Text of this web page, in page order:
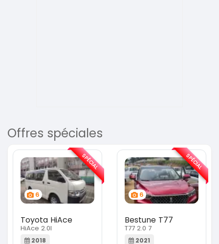
Offres spéciales
6
Toyota HiAce
HiAce 2.0l
2018
SPÉCIAL
6
Bestune T77
T77 2.0 7
2021
SPÉCIAL